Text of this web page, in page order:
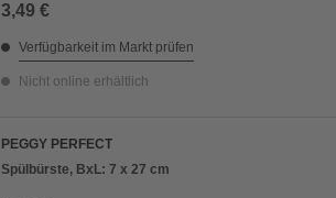
3,49 €
Verfügbarkeit im Markt prüfen
Nicht online erhältlich
PEGGY PERFECT
Spülbürste, BxL: 7 x 27 cm